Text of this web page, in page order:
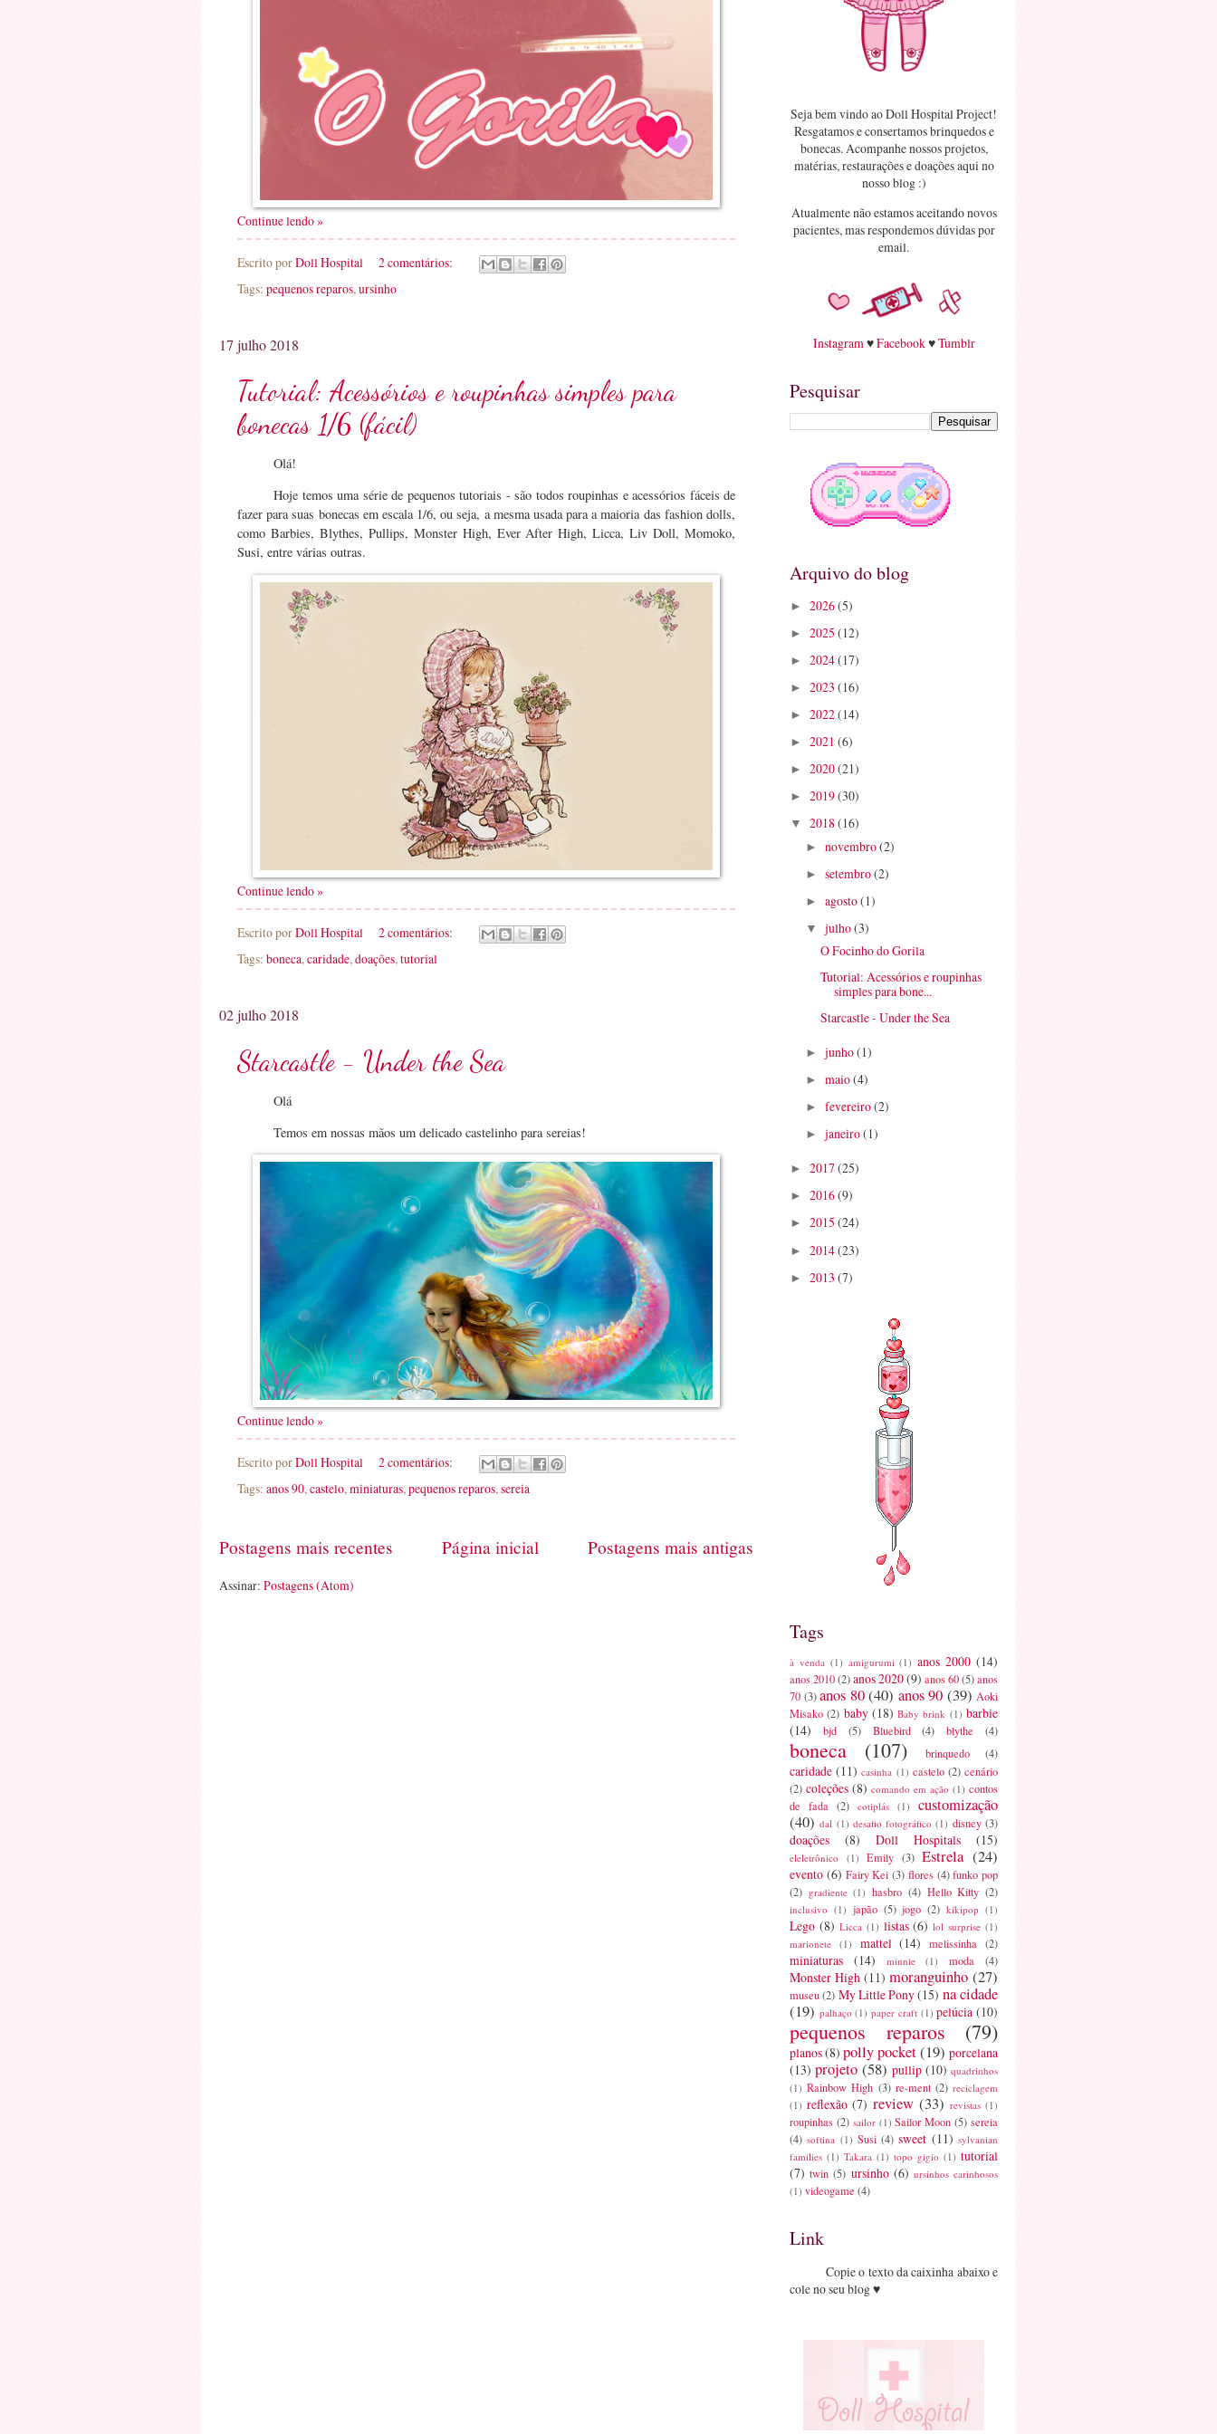
Continue lendo »
Escrito porDoll Hospital
2 comentários:
Tags: pequenos reparos,ursinho
17 julho 2018
Tutorial: Acessórios e roupinhas simples para
bonecas 1/6 (fácil)
Olá!
Hoje temos uma série de pequenos tutoriais - são todos roupinhas e acessórios fáceis de
fazer para suas bonecas em escala 1/6, ou seja, a mesma usada para a maioria das fashion dolls,
como Barbies, Blythes, Pullips, Monster High, Ever After High, Licca, Liv Doll, Momoko,
Susi, entre várias outras.
Continue lendo »
Escrito porDoll Hospital
2 comentários:
Tags: boneca,caridade,doações,tutorial
02 julho 2018
Starcastle - Under the Sea
Olá
Temos em nossas mãos um delicado castelinho para sereias!
Continue lendo »
Escrito porDoll Hospital
2 comentários:
Tags: anos 90,castelo,miniaturas,pequenos reparos,sereia
Postagens mais recentes Postagens mais antigas
Página inicial
Assinar: Postagens (Atom)
Seja bem vindo ao Doll Hospital Project!
Resgatamos e consertamos brinquedos e
bonecas. Acompanhe nossos projetos,
matérias, restaurações e doações aqui no
nosso blog :)
Atualmente não estamos aceitando novos
pacientes, mas respondemos dúvidas por
email.
Instagram ♥Facebook♥Tumblr
Pesquisar
Arquivo do blog
► 2026(5)
► 2025 (12)
► 2024(17)
► 2023 (16)
► 2022(14)
► 2021 (6)
► 2020(21)
► 2019(30)
▼ 2018(16)
► novembro(2)
► setembro(2)
► agosto(1)
▼ julho(3)
O Focinho do Gorila
Tutorial: Acessórios e roupinhas
simples para bone...
Starcastle - Under the Sea
► junho(1)
► maio(4)
► fevereiro(2)
► janeiro(1)
► 2017(25)
► 2016(9)
► 2015 (24)
► 2014(23)
► 2013 (7)
Tags
à venda (1) amigurumi (1) anos 2000 (14)
anos 2010(2)anos 2020(9) anos 60(5)anos
70 (3) anos 80 (40) anos 90 (39) Aoki
Misako (2) baby (18) Baby brink (1) barbie
(14)
bjd (5) Bluebird (4) blythe (4)
boneca (107) brinquedo (4)
caridade (11) casinha (1) castelo (2) cenário
(2) coleções (8) comando em ação (1) contos
de fada (2) cotiplás (1)
customização
(40) dal (1) desafio fotográfico (1) disney (3)
doações (8) Doll Hospitals (15)
eleletrônico (1) Emily (3) Estrela (24)
evento (6) Fairy Kei (3) flores (4) funko pop
(2) gradiente (1) hasbro (4) Hello Kitty (2)
inclusivo (1) japão (5) jogo (2) kikipop (1)
Lego (8) Licca (1) listas (6) lol surprise (1)
marionete (1) mattel (14) melissinha (2)
miniaturas (14) minnie (1) moda (4)
Monster High (11) moranguinho (27)
museu (2) My Little Pony(15) na cidade
(19) palhaço (1) paper craft (1) pelúcia (10)
pequenos reparos (79)
planos(8) polly pocket(19) porcelana
(13) projeto (58) pullip (10) quadrinhos
(1) Rainbow High (3) re-ment (2) reciclagem
(1) reflexão (7) review (33) revistas (1)
roupinhas (2) sailor (1) Sailor Moon (5) sereia
(4) softina (1) Susi (4) sweet (11) sylvanian
families (1) Takara (1) topo gigio (1) tutorial
(7) twin (5) ursinho (6) ursinhos carinhosos
(1) videogame (4)
Link
Copie o texto da caixinha abaixo e
cole no seu blog ♥